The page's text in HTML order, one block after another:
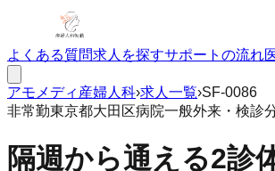
よくある質問求人を探すサポートの流れ
アモメディ 産婦人科›求人一覧›SF-0086
非常勤東京都大田区病院一般外来・検診
隔週から通える2診